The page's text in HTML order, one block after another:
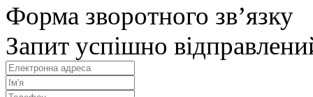
Форма зворотного зв’язку
Запит успішно